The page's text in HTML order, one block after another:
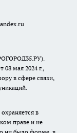
мая 2024 г.,
в сфере связи,
в
праве и не